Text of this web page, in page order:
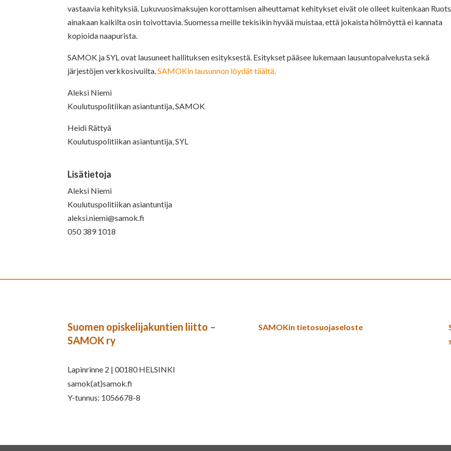
vastaavia kehityksiä. Lukuvuosimaksujen korottamisen aiheuttamat kehitykset eivät ole olleet kuitenkaan
ainakaan kaikilta osin toivottavia. Suomessa meille tekisikin hyvää muistaa, että jokaista hölmöyttä ei kannata
kopioida naapurista.
SAMOK ja SYL ovat lausuneet hallituksen esityksestä. Esitykset pääsee lukemaan lausuntopalvelusta sekä
järjestöjen verkkosivuilta.SAMOKin lausunnon löydät täältä.
Aleksi Niemi
Koulutuspolitiikan asiantuntija, SAMOK
Heidi Rättyä
Koulutuspolitiikan asiantuntija, SYL
Lisätietoja
Aleksi Niemi
Koulutuspolitiikan asiantuntija
aleksi.niemi@samok.fi
050 389 1018
Suomen opiskelijakuntien liitto –
SAMOK ry
Lapinrinne 2 | 00180 HELSINKI
samok(at)samok.fi
Y-tunnus: 1056678-8
SAMOKin tietosuojaseloste